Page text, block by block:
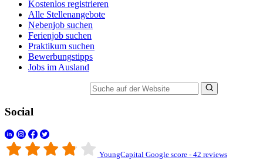
Kostenlos registrieren
Alle Stellenangebote
Nebenjob suchen
Ferienjob suchen
Praktikum suchen
Bewerbungstipps
Jobs im Ausland
Social
YoungCapital Google score - 42 reviews